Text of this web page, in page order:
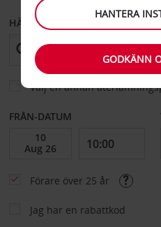
HÄMTA FRÅN
Välj en annan
FRÅN-DATUM
Förare över 25 år
Jag har en rabattkod
HANTERA
GODKÄNN